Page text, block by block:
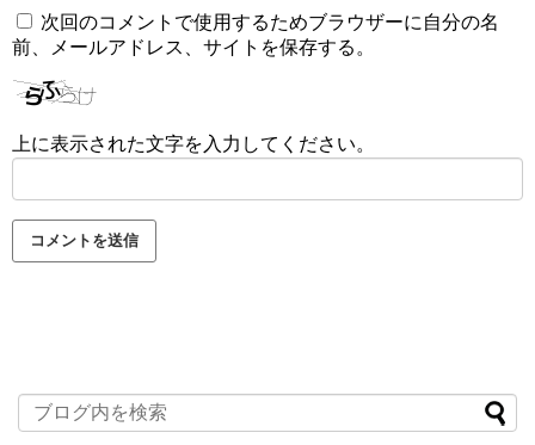
次回のコメントで使用するためブラウザーに自分の名
前、メールアドレス、サイトを保存する。
上に表示された文字を入力してください。